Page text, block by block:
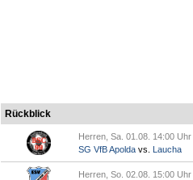
Rückblick
Herren, Sa. 01.08. 14:00 Uhr
SG VfB Apolda vs. Laucha
Herren, So. 02.08. 15:00 Uhr